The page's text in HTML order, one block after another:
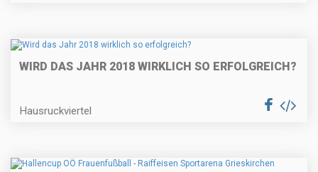
WIRD DAS JAHR 2018 WIRKLICH SO ERFOLGREICH?
Hausruckviertel